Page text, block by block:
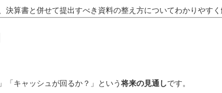
算書と併せて提出すべき資料の整え方についてわかりやすく
「キャッシュが回るか？」という 将来の見通しです。